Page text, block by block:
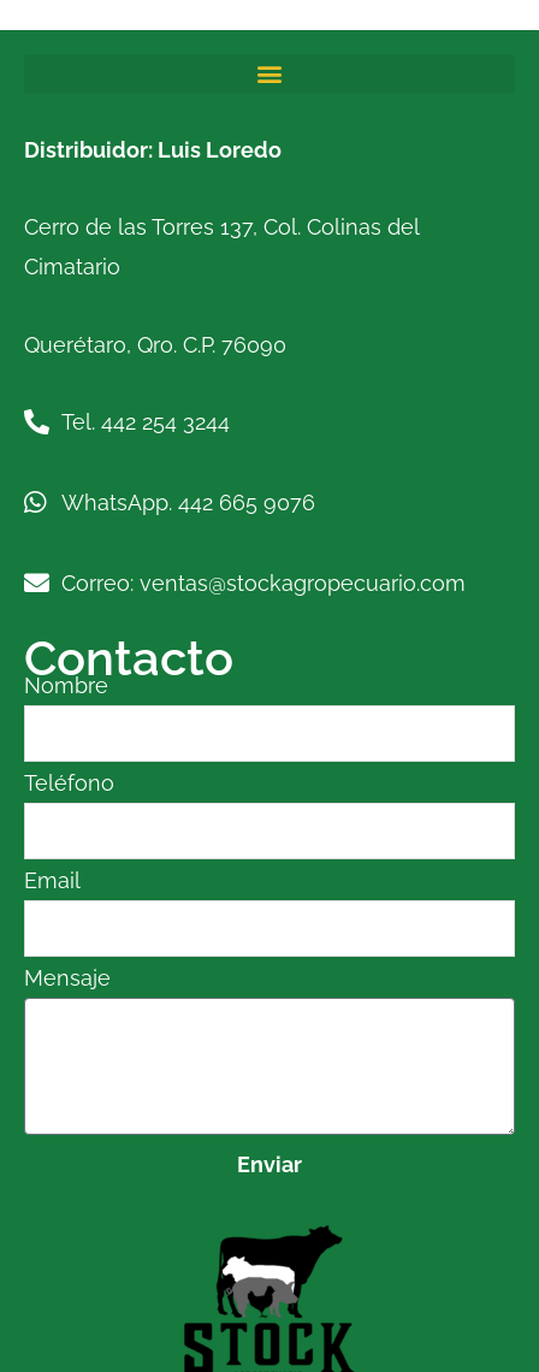
Distribuidor: Luis Loredo
Cerro de las Torres 137, Col. Colinas del
Cimatario
Querétaro, Qro. C.P. 76090
Tel. 442 254 3244
WhatsApp. 442 665 9076
Correo: ventas@stockagropecuario.com
Contacto
Nombre
Teléfono
Email
Mensaje
Enviar